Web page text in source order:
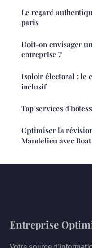
Le regard
paris
Doit-on envisager
entreprise ?
Isoloir électoral : le
inclusif
Top services
Optimiser la
Mandelieu avec
Entreprise
Votre source